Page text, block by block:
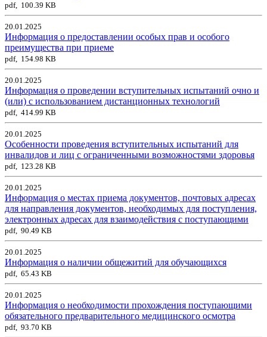
pdf, 100.39 KB
20.01.2025
Информация о предоставлении особых прав и особого
преимущества при приеме
pdf, 154.98 KB
20.01.2025
Информация о проведении вступительных испытаний очно и
(или) с использованием дистанционных технологий
pdf, 414.99 KB
20.01.2025
Особенности проведения вступительных испытаний для
инвалидов и лиц с ограниченными возможностями здоровья
pdf, 123.28 KB
20.01.2025
Информация о местах приема документов, почтовых адресах
для направления документов, необходимых для поступления,
электронных адресах для взаимодействия с поступающими
pdf, 90.49 KB
20.01.2025
Информация о наличии общежитий для обучающихся
pdf, 65.43 KB
20.01.2025
Информация о необходимости прохождения поступающими
обязательного предварительного медицинского осмотра
pdf, 93.70 KB